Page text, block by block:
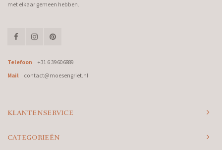
met elkaar gemeen hebben.
Telefoon
+31 6 39606889
Mail
contact@moesengriet.nl
KLANTENSERVICE
CATEGORIEËN